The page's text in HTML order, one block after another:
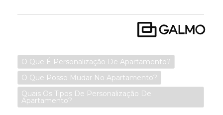
O Que É Personalização De Apartamento?
O Que Posso Mudar No Apartamento?
Quais Os Tipos De Personalização De
Apartamento?